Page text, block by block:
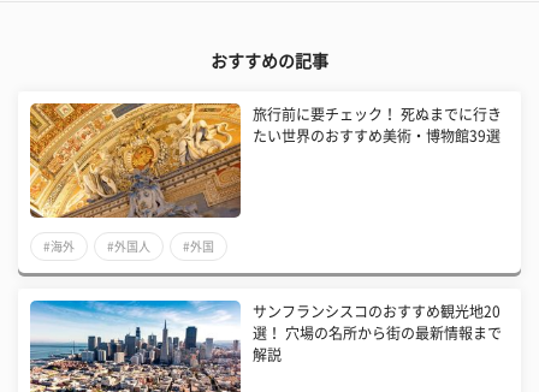
おすすめの記事
旅行前に要チェック！ 死ぬまでに行き
たい世界のおすすめ美術・博物館39選
#海外 #外国人 #外国
サンフランシスコのおすすめ観光地20
選！ 穴場の名所から街の最新情報まで
解説